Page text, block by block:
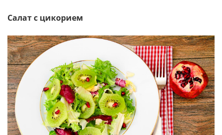
Салат с цикорием